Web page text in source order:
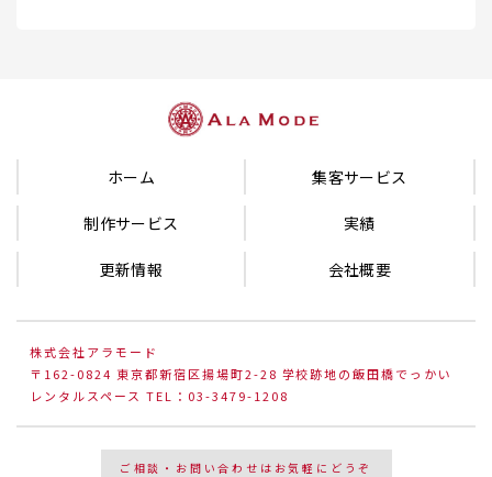
ホーム 集客サービス
制作サービス 実績
更新情報 会社概要
株式会社アラモード
〒162-0824 東京都新宿区揚場町2-28 学校跡地の飯田橋でっかい
レンタルスペース TEL：03-3479-1208
ご相談・お問い合わせはお気軽にどうぞ